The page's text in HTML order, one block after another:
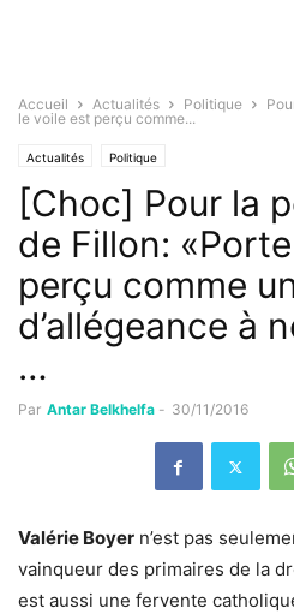
Accueil Actualités Politique
le voile est perçu comme...
Actualités Politique
[Choc] Pour la
de Fillon:
perçu comme
d’allégeance à
…
Par Antar Belkhelfa - 30/11/2016
Valérie Boyer n’est pas
vainqueur des primaires de la
est aussi une fervente